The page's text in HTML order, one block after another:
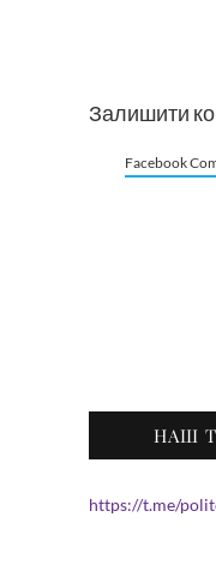
Залишити
Facebook
НАШ
https://t.me/